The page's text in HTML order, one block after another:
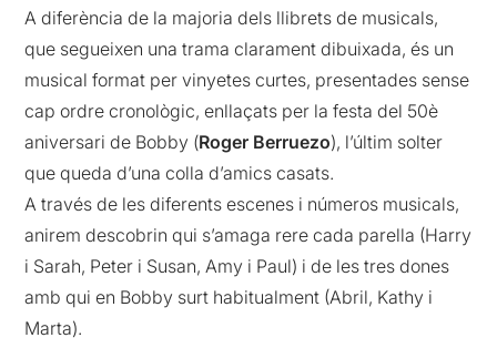
A diferència de la majoria dels llibrets de musicals,
que segueixen una trama clarament dibuixada, és un
musical format per vinyetes curtes, presentades sense
cap ordre cronològic, enllaçats per la festa del 50è
aniversari de Bobby (Roger Berruezo), l’últim solter
que queda d’una colla d’amics casats.
A través de les diferents escenes i números musicals,
anirem descobrin qui s’amaga rere cada parella (Harry
i Sarah, Peter i Susan, Amy i Paul) i de les tres dones
amb qui en Bobby surt habitualment (Abril, Kathy i
Marta).